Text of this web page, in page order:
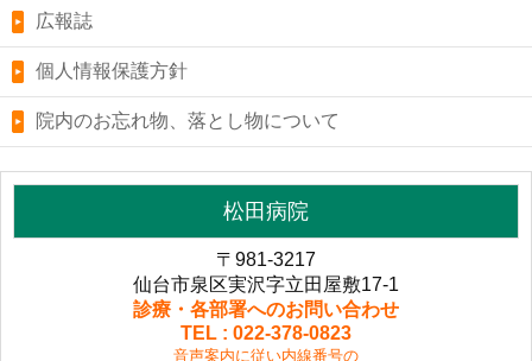
広報誌
個人情報保護方針
院内のお忘れ物、落とし物について
松田病院
〒981-3217
仙台市泉区実沢字立田屋敷17-1
診療・各部署へのお問い合わせ
TEL : 022-378-0823
音声案内に従い内線番号の